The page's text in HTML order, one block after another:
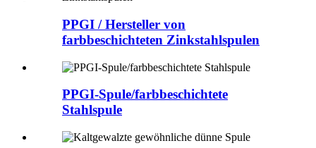
PPGI / Hersteller von
farbbeschichteten Zinkstahlspulen
PPGI-Spule/farbbeschichtete
Stahlspule